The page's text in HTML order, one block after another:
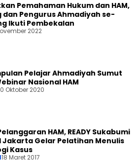
Pemahaman Hukum dan HAM,
dan Pengurus Ahmadiyah se-
Ikuti Pembekalan
2022
Pelajar Ahmadiyah Sumut
Nasional HAM
Oktober 2020
HAM, READY Sukabumi
Jakarta Gelar Pelatihan Menulis
Kasus
18 Maret 2017